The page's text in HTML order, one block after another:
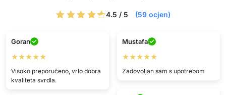
4.5 / 5 (59 ocjen)
Goran
★★★★★
Visoko preporučeno, vrlo dobra
kvaliteta svrdla.
Mustafa
★★★★★
Zadovoljan sam s upotrebom